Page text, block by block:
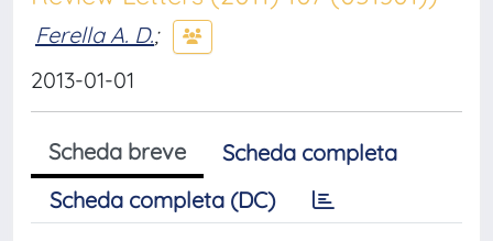
Ferella A. D.;
2013-01-01
Scheda breve
Scheda completa
Scheda completa (DC)